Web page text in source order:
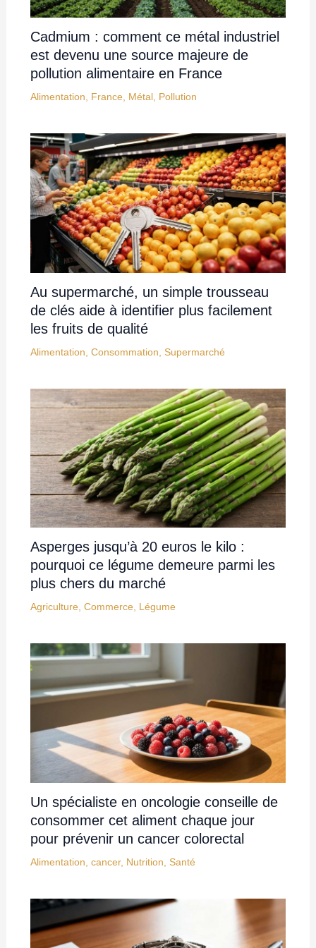
Cadmium : comment ce métal industriel
est devenu une source majeure de
pollution alimentaire en France
Alimentation France Métal, Pollution
Au supermarché, un simple trousseau
de clés aide à identifier plus facilement
les fruits de qualité
Alimentation Consommation Supermarché
Asperges jusqu’à 20 euros le kilo :
pourquoi ce légume demeure parmi les
plus chers du marché
Agriculture, Commerce, Légume
Un spécialiste en oncologie conseille de
consommer cet aliment chaque jour
pour prévenir un cancer colorectal
Alimentation cancer, Nutrition Santé